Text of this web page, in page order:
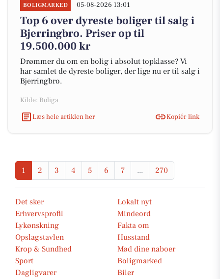
BOLIGMARKED 05-08-2026 13:01
Top 6 over dyreste boliger til salg i
Bjerringbro. Priser op til
19.500.000 kr
Drømmer du om en bolig i absolut topklasse? Vi
har samlet de dyreste boliger, der lige nu er til salg i
Bjerringbro.
Kilde: Boliga
Læs hele artiklen her
Kopiér link
1 2 3 4 5 6 7 ... 270
Det sker
Lokalt nyt
Erhvervsprofil
Mindeord
Lykønskning
Fakta om
Opslagstavlen
Husstand
Krop & Sundhed
Mød dine naboer
Sport
Boligmarked
Dagligvarer
Biler